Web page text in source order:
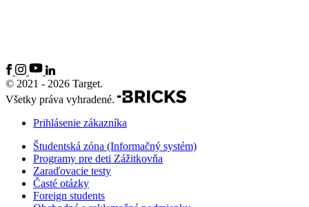
© 2021 - 2026 Target.
Všetky práva vyhradené.
Prihlásenie zákazníka
Študentská zóna (Informačný systém)
Programy pre deti Zážitkovňa
Zaraďovacie testy
Časté otázky
Foreign students